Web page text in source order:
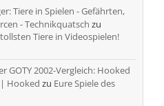
Tiere in Spielen - Gefährten,
- Technikquatsch zu
Tiere in Videospielen!
GOTY 2002-Vergleich: Hooked
| Hooked zu Eure Spiele des